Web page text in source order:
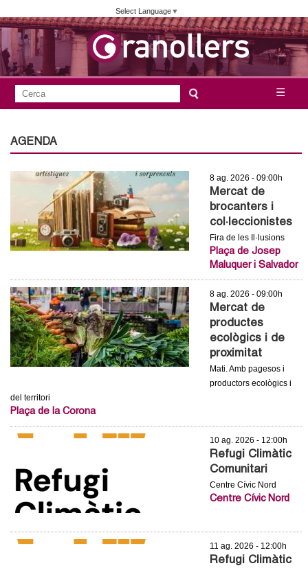
Vés
al
contingut
Select Language▼
☰
F
r
r
d
e
c
e
r
a
e
a
AGENDA
8 ag. 2026 - 09:00h
Mercat de
brocanters i
col·leccionistes
Fira de les Il·lusions
Plaça de Josep
Maluquer i Salvador
8 ag. 2026 - 09:00h
Mercat de
productes
ecològics i de
proximitat
Mati. Amb pagesos i
productors ecològics i
del territori
Plaça de la Corona
10 ag. 2026 - 12:00h
Refugi Climàtic
Comunitari
Centre Cívic Nord
Centre Cívic Nord
11 ag. 2026 - 12:00h
Refugi Climàtic